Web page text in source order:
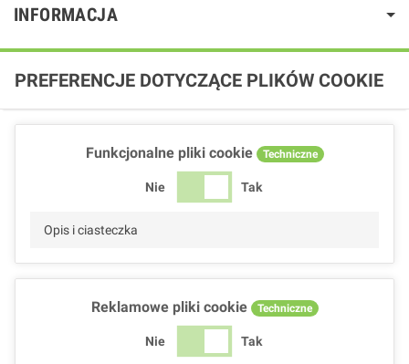
INFORMACJA
PREFERENCJE DOTYCZĄCE PLIKÓW COOKIE
Funkcjonalne pliki cookie Techniczne
Nie Tak
Opis i ciasteczka
Reklamowe pliki cookie Techniczne
Nie Tak